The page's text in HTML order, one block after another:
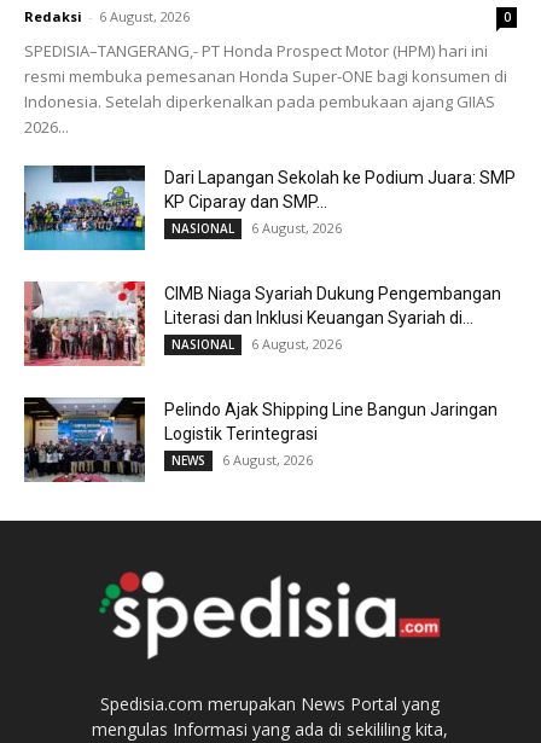
Redaksi - 6 August, 2026 0
SPEDISIA–TANGERANG,- PT Honda Prospect Motor (HPM) hari ini
resmi membuka pemesanan Honda Super-ONE bagi konsumen di
Indonesia. Setelah diperkenalkan pada pembukaan ajang GIIAS
2026...
Dari Lapangan Sekolah ke Podium Juara: SMP
KP Ciparay dan SMP...
NASIONAL 6 August, 2026
CIMB Niaga Syariah Dukung Pengembangan
Literasi dan Inklusi Keuangan Syariah di...
NASIONAL 6 August, 2026
Pelindo Ajak Shipping Line Bangun Jaringan
Logistik Terintegrasi
NEWS 6 August, 2026
Spedisia.com merupakan News Portal yang
mengulas Informasi yang ada di sekililing kita,